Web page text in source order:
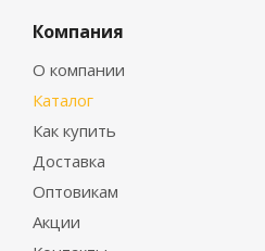
Компания
О компании
Каталог
Как купить
Доставка
Оптовикам
Акции